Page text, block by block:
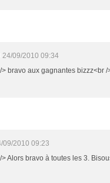
24/09/2010 09:34
> bravo aux gagnantes bizzz<br /
09/2010 09:23
> Alors bravo à toutes les 3.